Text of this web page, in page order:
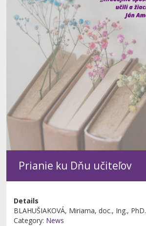
Prianie ku Dňu učiteľov
Details
BLAHUŠIAKOVÁ, Miriama, doc., Ing., PhD.
Category: News